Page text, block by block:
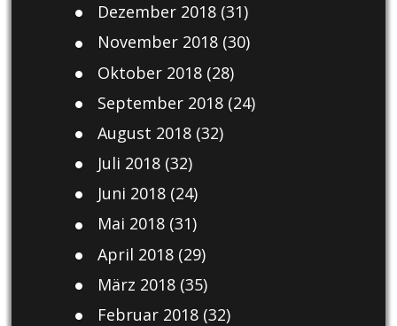
Dezember 2018(31)
November 2018(30)
Oktober 2018(28)
September 2018(24)
August 2018(32)
Juli 2018(32)
Juni 2018(24)
Mai 2018(31)
April 2018(29)
März 2018(35)
Februar 2018(32)